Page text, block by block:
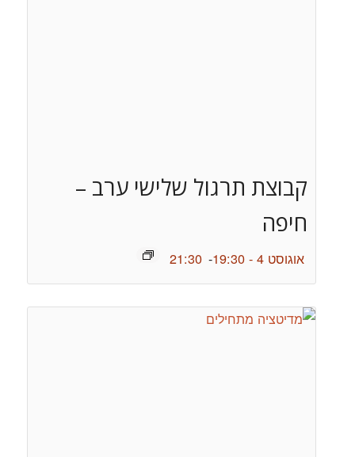
קבוצת תרגול שלישי ערב –
חיפה
אוגוסט 4 - 19:30 -
21:30